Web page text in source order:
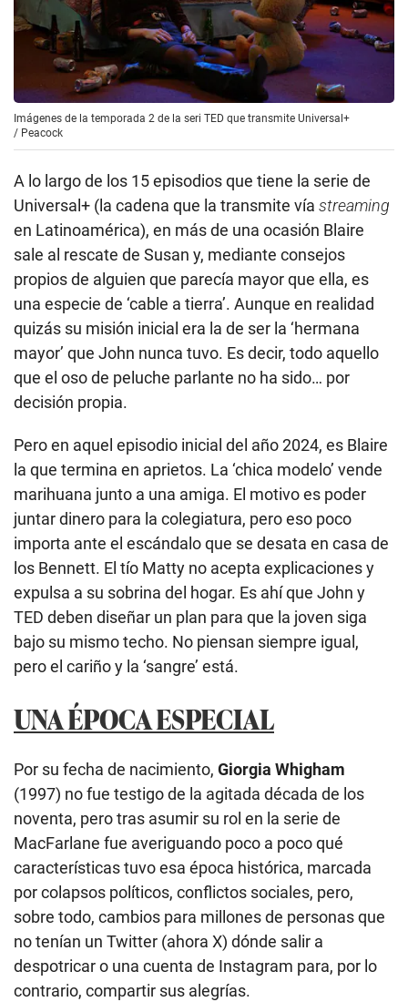
Imágenes de la temporada 2 de la seri TED que transmite Universal+
/ Peacock
A lo largo de los 15 episodios que tiene la serie de
Universal+ (la cadena que la transmite vía streaming
en Latinoamérica), en más de una ocasión Blaire
sale al rescate de Susan y, mediante consejos
propios de alguien que parecía mayor que ella, es
una especie de ‘cable a tierra’. Aunque en realidad
quizás su misión inicial era la de ser la ‘hermana
mayor’ que John nunca tuvo. Es decir, todo aquello
que el oso de peluche parlante no ha sido… por
decisión propia.
Pero en aquel episodio inicial del año 2024, es Blaire
la que termina en aprietos. La ‘chica modelo’ vende
marihuana junto a una amiga. El motivo es poder
juntar dinero para la colegiatura, pero eso poco
importa ante el escándalo que se desata en casa de
los Bennett. El tío Matty no acepta explicaciones y
expulsa a su sobrina del hogar. Es ahí que John y
TED deben diseñar un plan para que la joven siga
bajo su mismo techo. No piensan siempre igual,
pero el cariño y la ‘sangre’ está.
UNA ÉPOCA ESPECIAL
Por su fecha de nacimiento, Giorgia Whigham
(1997) no fue testigo de la agitada década de los
noventa, pero tras asumir su rol en la serie de
MacFarlane fue averiguando poco a poco qué
características tuvo esa época histórica, marcada
por colapsos políticos, conflictos sociales, pero,
sobre todo, cambios para millones de personas que
no tenían un Twitter (ahora X) dónde salir a
despotricar o una cuenta de Instagram para, por lo
contrario, compartir sus alegrías.